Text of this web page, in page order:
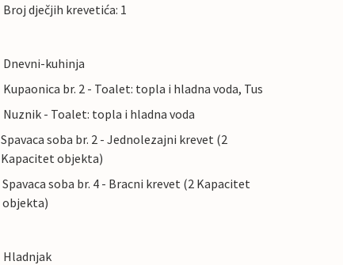
Broj dječjih krevetića: 1
Dnevni-kuhinja
Kupaonica br. 2 - Toalet: topla i hladna voda, Tus
Nuznik - Toalet: topla i hladna voda
Spavaca soba br. 2 - Jednolezajni krevet (2
Kapacitet objekta)
Spavaca soba br. 4 - Bracni krevet (2 Kapacitet
objekta)
Hladnjak